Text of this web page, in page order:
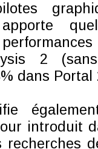
2
dans Portal
introduit
recherches